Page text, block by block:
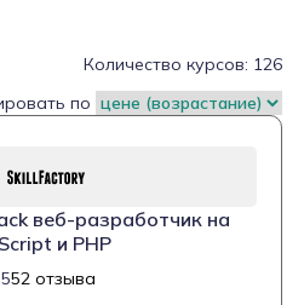
Количество курсов: 126
по
веб-разработчик на
и PHP
52 отзыва